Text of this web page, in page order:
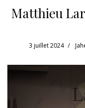
Matthieu
3 juillet 2024